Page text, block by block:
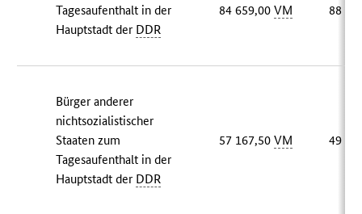
Tagesaufenthalt in der
Hauptstadt der DDR
84 659,00VM 88
Bürger anderer
nichtsozialistischer
Staaten zum
Tagesaufenthalt in der
Hauptstadt der DDR
57 167,50VM 49